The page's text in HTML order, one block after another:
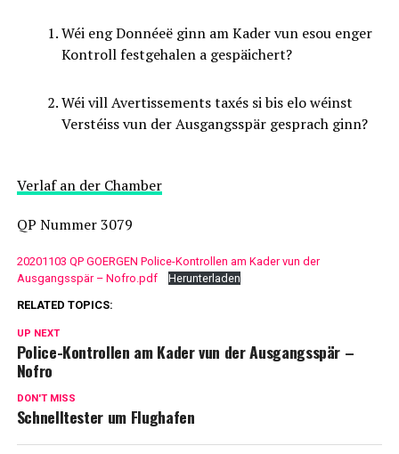
Wéi eng Donnéeë ginn am Kader vun esou enger
Kontroll festgehalen a gespäichert?
Wéi vill Avertissements taxés si bis elo wéinst
Verstéiss vun der Ausgangsspär gesprach ginn?
Verlaf an der Chamber
QP Nummer 3079
20201103 QP GOERGEN Police-Kontrollen am Kader vun der
Ausgangsspär – Nofro.pdf
Herunterladen
RELATED TOPICS:
UP NEXT
Police-Kontrollen am Kader vun der Ausgangsspär –
Nofro
DON'T MISS
Schnelltester um Flughafen